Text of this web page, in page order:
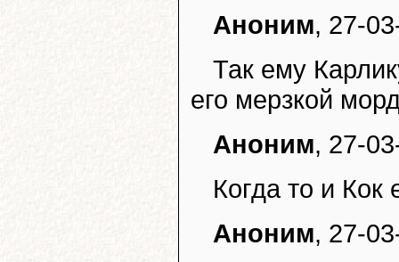
Аноним, 27-
Так ему
его мерзкой
Аноним, 27-
Когда то и Кок
Аноним, 27-